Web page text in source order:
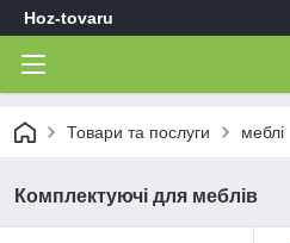
Hoz-tovaru
Товари та послуги меблі
Комплектуючі для меблів